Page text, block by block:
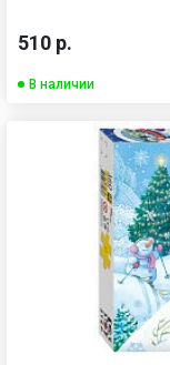
510 р.
В наличии